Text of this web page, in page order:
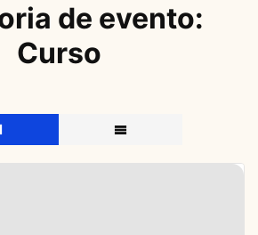
de evento:
Curso